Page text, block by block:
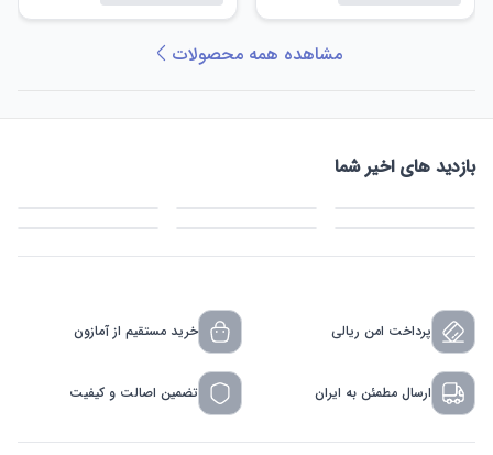
مشاهده همه محصولات
بازدید های اخیر شما
پرداخت امن ریالی خرید مستقیم از آمازون
ارسال مطمئن به ایران تضمین اصالت و کیفیت